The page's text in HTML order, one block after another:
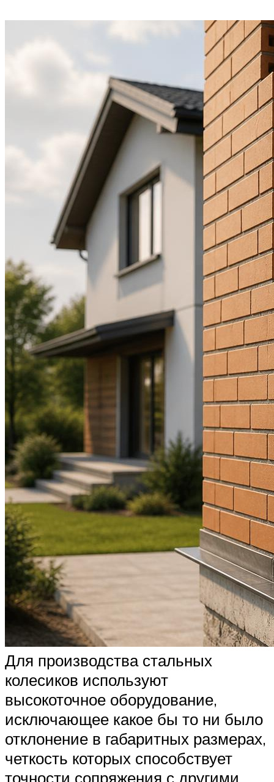
Для производства стальных
колесиков используют
высокоточное оборудование,
исключающее какое бы то ни было
отклонение в габаритных размерах,
четкость которых способствует
точности сопряжения с другими